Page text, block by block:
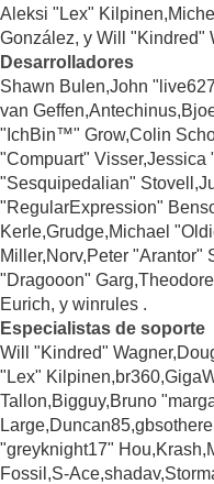
Aleksi "Lex"
González, y Will "Kindred"
Desarrolladores
Shawn Bulen,John
van
"IchBin™" Grow,Colin
"Compuart" Visser,Jessica
"Sesquipedalian"
"RegularExpression"
Kerle,Grudge,Michael
Miller,Norv,Peter "Arantor"
"Dragooon"
Eurich, y winrules .
Especialistas de soporte
Will "Kindred"
"Lex"
Tallon,Bigguy,Bruno
"greyknight17"
Fossil,S-